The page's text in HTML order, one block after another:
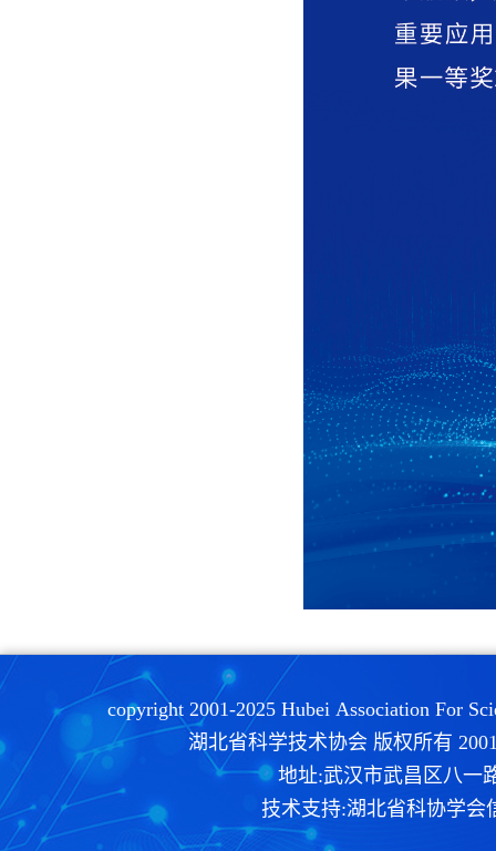
copyright 2001-2025 Hubei Association For
湖北省科学技术协会 版权所有
地址:武汉市武昌区八一
技术支持:湖北省科协学会